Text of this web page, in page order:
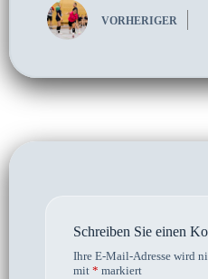
VORHERIGER
Schreiben Sie einen
Ihre E-Mail-Adresse wird
mit * markiert